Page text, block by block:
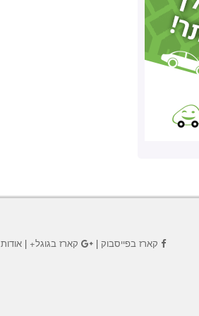
קארז בפייסבוק | קארז בגוגל+ | אודות